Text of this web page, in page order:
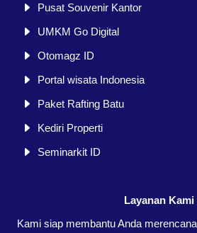
Pusat Souvenir Kantor
UMKM Go Digital
Otomagz ID
Portal wisata Indonesia
Paket Rafting Batu
Kediri Properti
Seminarkit ID
Layanan Kami
Kami siap membantu Anda